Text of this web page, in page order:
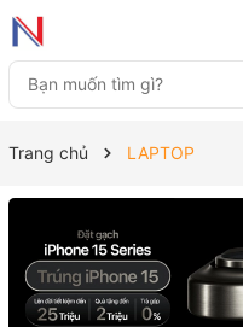
Trang chủ LAPTOP